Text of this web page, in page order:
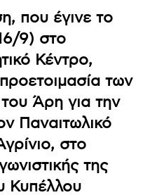
που έγινε το
9) στο
Κέντρο,
των
Άρη για την
Παναιτωλικό
στο
της
Κυπέλλου